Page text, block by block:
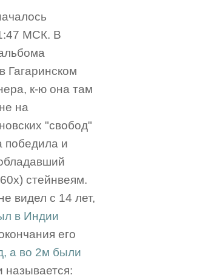
МСК. В
Гагаринском
к-ю она там
на
"свобод"
победила и
стейнвеям.
видел с 14 лет,
в Индии
его
а во 2м были
называется: